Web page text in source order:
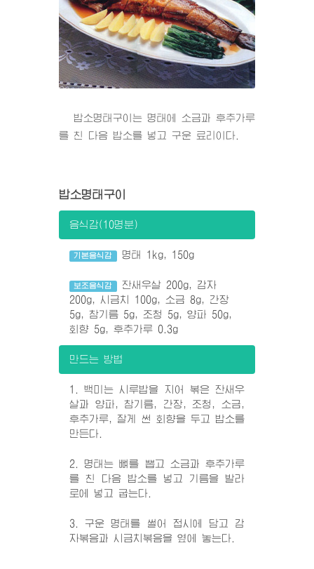
밥소명태구이는 명태에 소금과 후추가루
를 친 다음 밥소를 넣고 구운 료리이다.
밥소명태구이
음식감(10명분)
기본음식감 명태 1kg, 150g
보조음식감
잔새우살 200g, 감자
200g, 시금치 100g, 소금 8g, 간장
5g, 참기름 5g, 조청 5g, 양파 50g,
회향 5g, 후추가루 0.3g
만드는 방법
1. 백미는 시루밥을 지어 볶은 잔새우
살과 양파, 참기름, 간장, 조청, 소금,
후추가루, 잘게 썬 회향을 두고 밥소를
만든다.
2. 명태는 뼈를 뽑고 소금과 후추가루
를 친 다음 밥소를 넣고 기름을 발라
로에 넣고 굽는다.
3. 구운 명태를 썰어 접시에 담고 감
자볶음과 시금치볶음을 옆에 놓는다.